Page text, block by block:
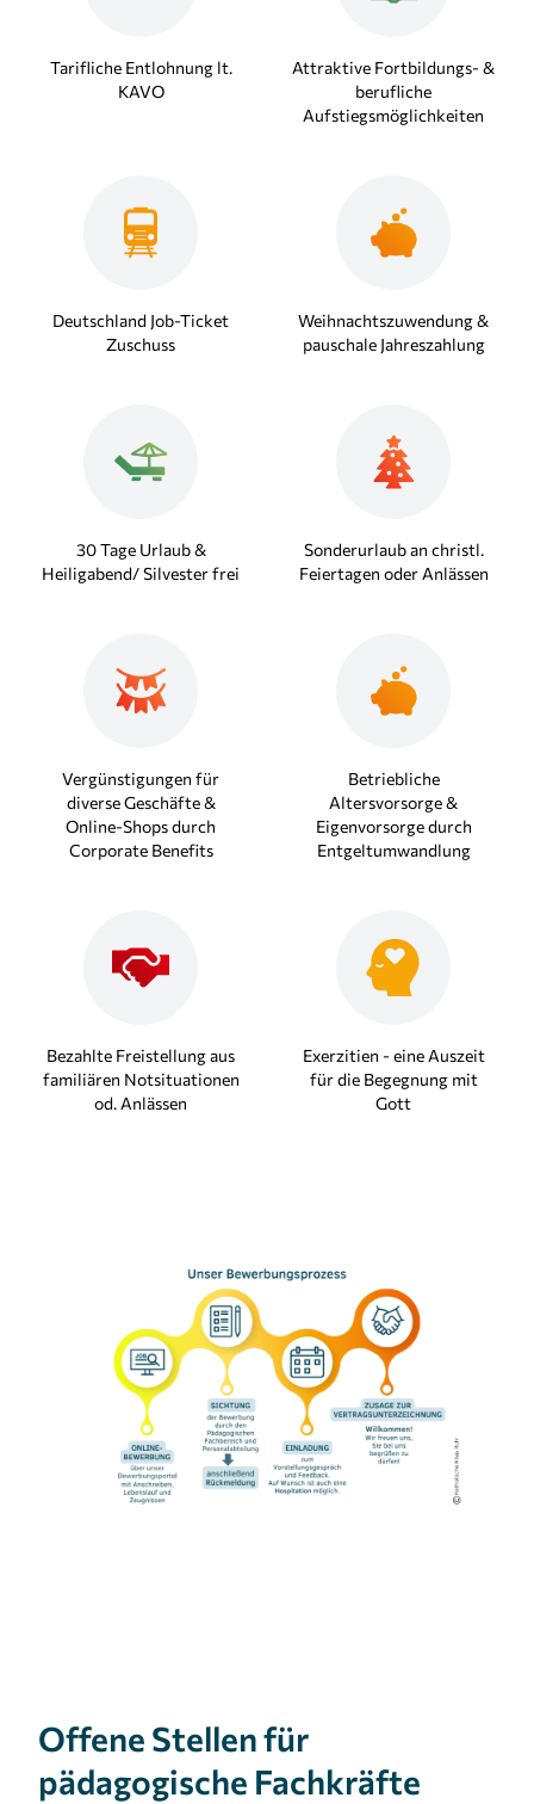
Tarifliche Entlohnung lt.
KAVO
Attraktive Fortbildungs- &
berufliche
Aufstiegsmöglichkeiten
Deutschland Job-Ticket
Zuschuss
Weihnachtszuwendung &
pauschale Jahreszahlung
30 Tage Urlaub &
Heiligabend/ Silvester frei
Sonderurlaub an christl.
Feiertagen oder Anlässen
Vergünstigungen für
diverse Geschäfte &
Online-Shops durch
Corporate Benefits
Betriebliche
Altersvorsorge &
Eigenvorsorge durch
Entgeltumwandlung
Bezahlte Freistellung aus
familiären Notsituationen
od. Anlässen
Exerzitien - eine Auszeit
für die Begegnung mit
Gott
Offene Stellen für
pädagogische Fachkräfte